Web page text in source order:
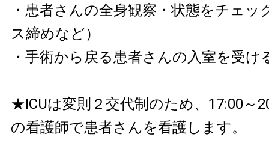
・患者さんの全身観察・状態をチェッ
ス締めなど）
・手術から戻る患者さんの入室を受け
★ICUは変則２交代制のため、17:00～
の看護師で患者さんを看護します。